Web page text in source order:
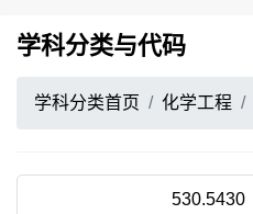
学科分类与代码
学科分类首页 化学工程
530.5430